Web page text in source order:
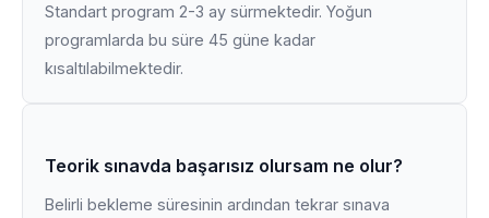
Standart program 2-3 ay sürmektedir. Yoğun
programlarda bu süre 45 güne kadar
kısaltılabilmektedir.
Teorik sınavda başarısız olursam ne olur?
Belirli bekleme süresinin ardından tekrar sınava